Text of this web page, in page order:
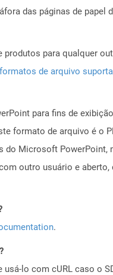
das páginas de papel
para qualquer
formatos de arquivo
para fins de
formato de arquivo é o
do Microsoft
outro usuário e
.
lo com cURL caso o